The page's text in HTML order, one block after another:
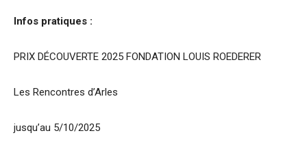
Infos pratiques :
PRIX DÉCOUVERTE 2025 FONDATION LOUIS ROEDERER
Les Rencontres d’Arles
jusqu’au 5/10/2025